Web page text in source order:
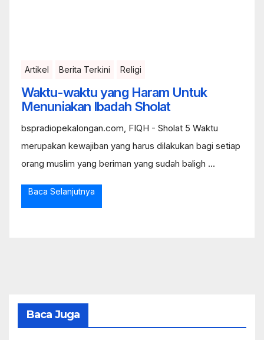
Artikel Berita Terkini Religi
Waktu-waktu yang Haram Untuk
Menuniakan Ibadah Sholat
bspradiopekalongan.com, FIQH - Sholat 5 Waktu
merupakan kewajiban yang harus dilakukan bagi setiap
orang muslim yang beriman yang sudah baligh ...
Baca Selanjutnya
Baca Juga